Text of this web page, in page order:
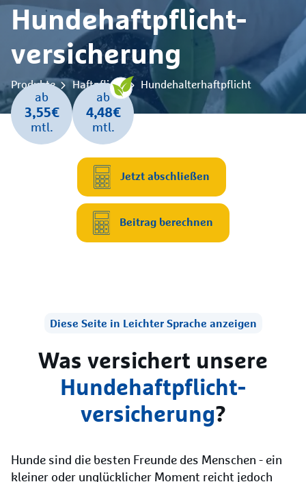
Hunde­haftpflicht­
versicherung
Produkte Haftpflicht Hundehalterhaftpflicht
Jetzt abschließen
Beitrag berechnen
ab
3,55€
mtl.
ab
4,48€
mtl.
Diese Seite in Leichter Sprache anzeigen
Was versichert unsere
Hunde­haftpflicht­
versicherung?
Hunde sind die besten Freunde des Menschen - ein
kleiner oder unglücklicher Moment reicht jedoch